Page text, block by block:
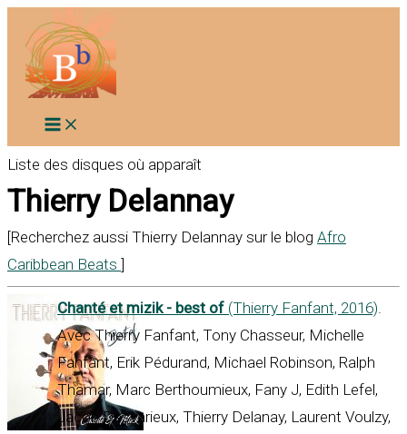
contenu
Liste des disques où apparaît
Thierry Delannay
[Recherchez aussi Thierry Delannay sur le blog Afro
Caribbean Beats ]
Chanté et mizik - best of (Thierry Fanfant, 2016).
Avec Thierry Fanfant, Tony Chasseur, Michelle
Fanfant, Erik Pédurand, Michael Robinson, Ralph
Thamar, Marc Berthoumieux, Fany J, Edith Lefel,
Jacob Desvarieux, Thierry Delanay, Laurent Voulzy,